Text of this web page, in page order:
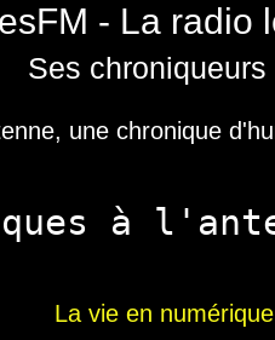
- La radio
Ses
une chronique
à
La vie en numérique